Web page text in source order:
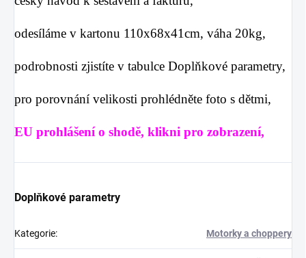
odesíláme v kartonu 110x68x41cm, váha 20kg,
podrobnosti zjistíte v tabulce Doplňkové parametry,
pro porovnání velikosti prohlédněte foto s dětmi,
EU prohlášení o shodě, klikni pro zobrazení,
Doplňkové parametry
Kategorie: Motorky a choppery